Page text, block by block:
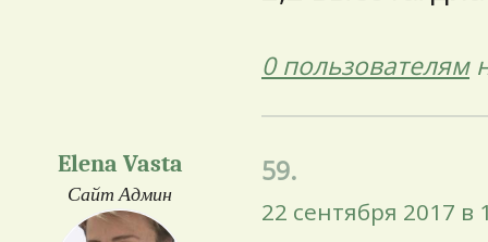
0 пользователям
Elena Vasta
Сайт Админ
59.
22 сентября 2017 в